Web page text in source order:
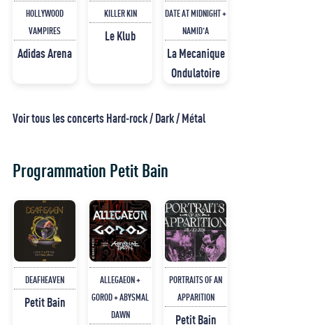
HOLLYWOOD
VAMPIRES
Adidas Arena
KILLER KIN
Le Klub
DATE AT MIDNIGHT +
NAMID'A
La Mecanique
Ondulatoire
Voir tous les concerts Hard-rock / Dark / Métal
Programmation Petit Bain
DEAFHEAVEN
Petit Bain
ALLEGAEON +
GOROD + ABYSMAL
DAWN
PORTRAITS OF AN
APPARITION
Petit Bain